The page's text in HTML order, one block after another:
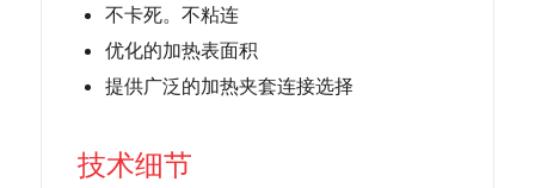
不卡死。不粘连
优化的加热表面积
提供广泛的加热夹套连接选择
技术细节